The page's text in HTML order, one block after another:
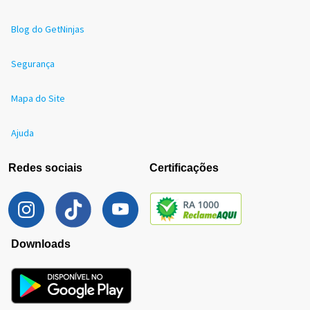
Blog do GetNinjas
Segurança
Mapa do Site
Ajuda
Redes sociais Certificações
Downloads